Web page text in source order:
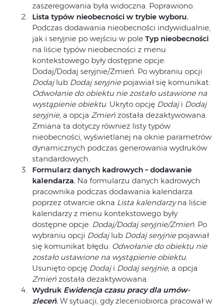
zaszeregowania była widoczna. Poprawiono.
Lista typów nieobecności w trybie wyboru.
Podczas dodawania nieobecności indywidualnie,
jak i seryjnie po wejściu w pole Typ nieobecności
na liście typów nieobecności z menu
kontekstowego były dostępne opcje:
Dodaj/Dodaj seryjnie/Zmień. Po wybraniu opcji
Dodaj lub Dodaj seryjniepojawiał się komunikat:
Odwołanie do obiektu nie zostało ustawione na
wystąpienie obiektu . Ukryto opcję Dodaji Dodaj
seryjnie, a opcja Zmień została dezaktywowana.
Zmiana ta dotyczy również listy typów
nieobecności, wyświetlanej na oknie parametrów
dynamicznych podczas generowania wydruków
standardowych.
Formularz danych kadrowych – dodawanie
kalendarza. Na formularzu danych kadrowych
pracownika podczas dodawania kalendarza
poprzez otwarcie okna Lista kalendarzyna liście
kalendarzy z menu kontekstowego były
dostępne opcje: Dodaj/Dodaj seryjnie/Zmień . Po
wybraniu opcji Dodajlub Dodaj seryjniepojawiał
się komunikat błędu: Odwołanie do obiektu nie
zostało ustawione na wystąpienie obiektu.
Usunięto opcję Dodaji Dodaj seryjnie, a opcja
Zmień została dezaktywowana.
Wydruk Ewidencja czasu pracy dla umów-
zleceń. W sytuacji, gdy zleceniobiorca pracował w